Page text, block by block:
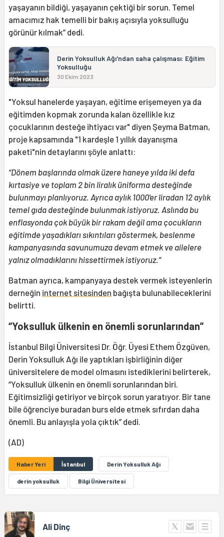
yaşayanın bildiği, yaşayanın çektiği bir sorun. Temel
amacımız hak temelli bir bakış açısıyla yoksulluğu
görünür kılmak” dedi.
Derin Yoksulluk Ağı'ndan saha çalışması: Eğitim
Yoksulluğu
30 Ekim 2023
"Yoksul hanelerde yaşayan, eğitime erişemeyen ya da
eğitimden kopmak zorunda kalan özellikle kız
çocuklarının desteğe ihtiyacı var" diyen Şeyma Batman,
proje kapsamında "1 kardeşle 1 yıllık dayanışma
paketi"nin detaylarını şöyle anlattı:
“Dönem başlarında olmak üzere haneye yılda iki defa
kırtasiye ve toplam 2 bin liralık üniforma desteğinde
bulunmayı planlıyoruz. Ayrıca aylık 1000'er liradan 12 aylık
temel gıda desteğinde bulunmak istiyoruz. Aslında bu
enflasyonda çok büyük bir rakam değil ama çocukların
eğitimde yaşadıkları sıkıntıları göstermek, beslenme
kampanyasında savunumuza devam etmek ve ailelere
yalnız olmadıklarını hissettirmek istiyoruz.”
Batman ayrıca, kampanyaya destek vermek isteyenlerin
derneğin internet sitesinden bağışta bulunabileceklerini
belirtti.
“Yoksulluk ülkenin en önemli sorunlarından”
İstanbul Bilgi Üniversitesi Dr. Öğr. Üyesi Ethem Özgüven,
Derin Yoksulluk Ağı ile yaptıkları işbirliğinin diğer
üniversitelere de model olmasını istediklerini belirterek,
“Yoksulluk ülkenin en önemli sorunlarından biri.
Eğitimsizliği getiriyor ve birçok sorun yaratıyor. Bir tane
bile öğrenciye buradan burs elde etmek sıfırdan daha
önemli. Bu anlayışla yola çıktık” dedi.
(AD)
Haber Yeri İstanbul Derin Yoksulluk Ağı
derin yoksulluk Bilgi Üniversitesi
Ali Dinç